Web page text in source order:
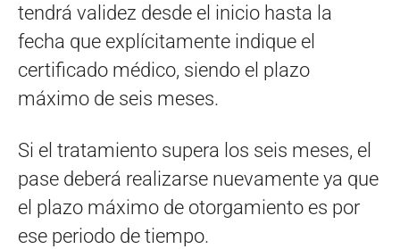
tendrá validez desde el inicio hasta la
fecha que explícitamente indique el
certificado médico, siendo el plazo
máximo de seis meses.
Si el tratamiento supera los seis meses, el
pase deberá realizarse nuevamente ya que
el plazo máximo de otorgamiento es por
ese periodo de tiempo.